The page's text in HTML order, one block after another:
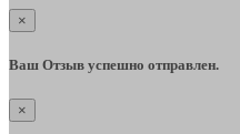
×
Ваш Отзыв успешно отправлен.
×